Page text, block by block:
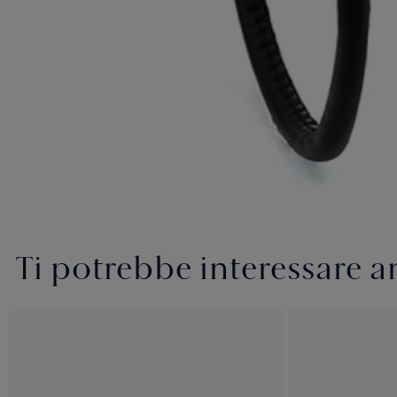
Ti potrebbe interessare